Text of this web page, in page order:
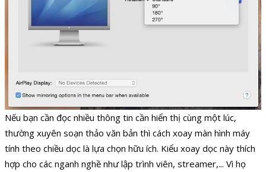
Nếu bạn cần đọc nhiều thông tin cần hiển thị cùng một lúc,
thường xuyên soạn thảo văn bản thì cách xoay màn hình máy
tính theo chiều dọc là lựa chọn hữu ích. Kiểu xoay dọc này thích
hợp cho các nganh nghề như lập trình viên, streamer,... Vì họ